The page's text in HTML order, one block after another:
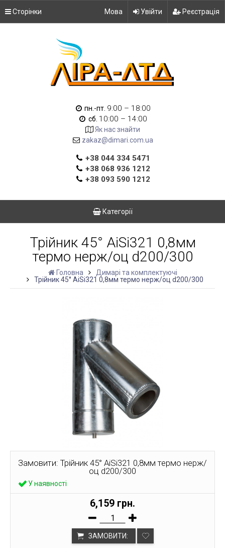
Сторінки Мова Увійти Реєстрація
пн.-пт. 9:00 – 18:00
сб. 10:00 – 14:00
Як нас знайти
zakaz@dimari.com.ua
+38 044 334 5471
+38 068 936 1212
+38 093 590 1212
Категорії
Трійник 45° AiSi321 0,8мм
термо нерж/оц d200/300
Головна
Димарі та комплектуючі
Трійник 45° AiSi321 0,8мм термо нерж/оц d200/300
Замовити: Трійник 45° AiSi321 0,8мм термо нерж/
оц d200/300
У наявності
6,159 грн.
ЗАМОВИТИ: